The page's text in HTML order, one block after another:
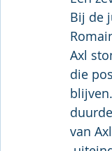
Bij de
Axl
die
van